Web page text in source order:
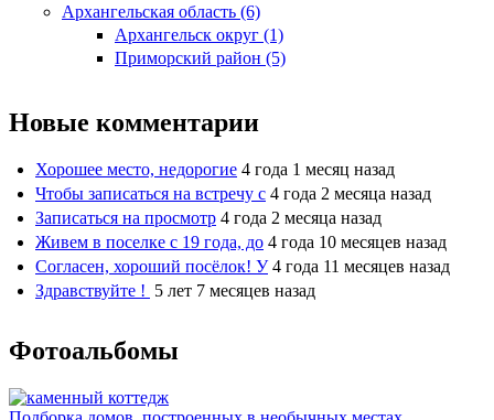
Архангельская область (6)
Архангельск округ (1)
Приморский район (5)
Новые комментарии
Хорошее место, недорогие 4 года 1 месяц назад
Чтобы записаться на встречу с 4 года 2 месяца назад
Записаться на просмотр 4 года 2 месяца назад
Живем в поселке с 19 года, до 4 года 10 месяцев назад
Согласен, хороший посёлок! У 4 года 11 месяцев назад
Здравствуйте ! 5 лет 7 месяцев назад
Фотоальбомы